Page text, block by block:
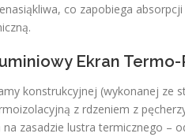
co zapobiega
Ekran
konstrukcyjnej (wykonanej ze
z rdzeniem z
na zasadzie lustra termicznego –